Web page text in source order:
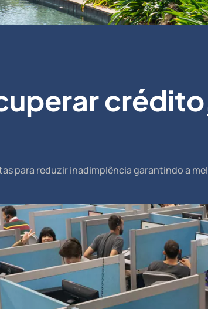
para reduzir inadimplência garantindo a